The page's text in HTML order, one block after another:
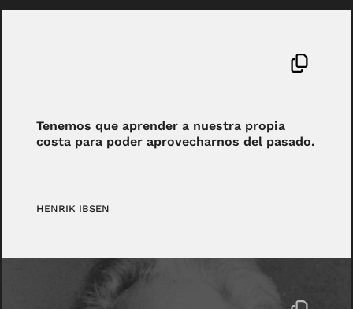
Tenemos que aprender a nuestra propia
costa para poder aprovecharnos del pasado.
HENRIK IBSEN